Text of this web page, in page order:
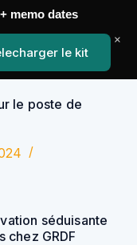
le poste de
séduisante
chez GRDF
memo dates
le kit
×